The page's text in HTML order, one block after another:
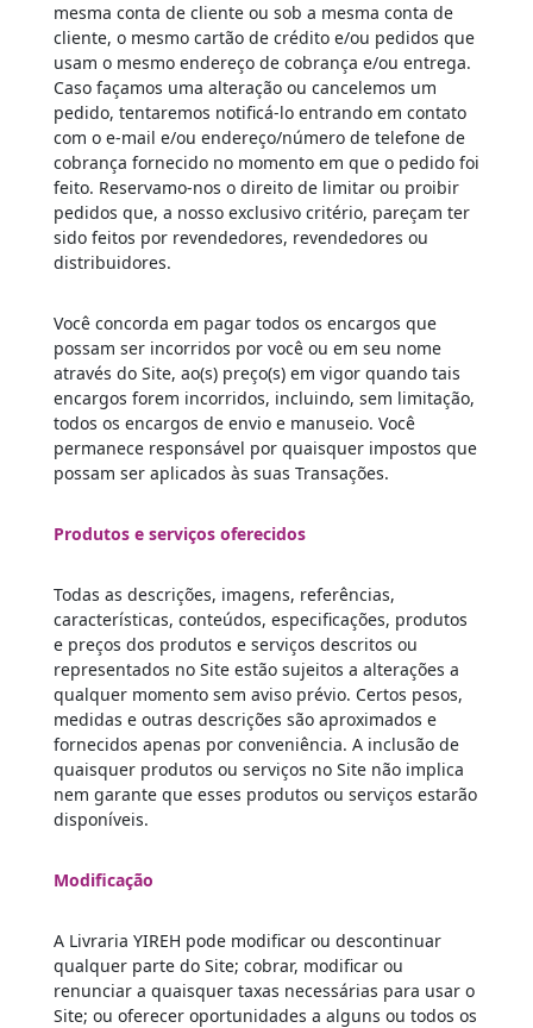
mesma conta de cliente ou sob a mesma conta de
cliente, o mesmo cartão de crédito e/ou pedidos que
usam o mesmo endereço de cobrança e/ou entrega.
Caso façamos uma alteração ou cancelemos um
pedido, tentaremos notificá-lo entrando em contato
com o e-mail e/ou endereço/número de telefone de
cobrança fornecido no momento em que o pedido foi
feito. Reservamo-nos o direito de limitar ou proibir
pedidos que, a nosso exclusivo critério, pareçam ter
sido feitos por revendedores, revendedores ou
distribuidores.
Você concorda em pagar todos os encargos que
possam ser incorridos por você ou em seu nome
através do Site, ao(s) preço(s) em vigor quando tais
encargos forem incorridos, incluindo, sem limitação,
todos os encargos de envio e manuseio. Você
permanece responsável por quaisquer impostos que
possam ser aplicados às suas Transações.
Produtos e serviços oferecidos
Todas as descrições, imagens, referências,
características, conteúdos, especificações, produtos
e preços dos produtos e serviços descritos ou
representados no Site estão sujeitos a alterações a
qualquer momento sem aviso prévio. Certos pesos,
medidas e outras descrições são aproximados e
fornecidos apenas por conveniência. A inclusão de
quaisquer produtos ou serviços no Site não implica
nem garante que esses produtos ou serviços estarão
disponíveis.
Modificação
A Livraria YIREH pode modificar ou descontinuar
qualquer parte do Site; cobrar, modificar ou
renunciar a quaisquer taxas necessárias para usar o
Site; ou oferecer oportunidades a alguns ou todos os